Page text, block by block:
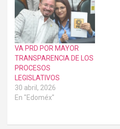
VA PRD POR MAYOR
TRANSPARENCIA DE LOS
PROCESOS
LEGISLATIVOS
30 abril, 2026
En "Edoméx"